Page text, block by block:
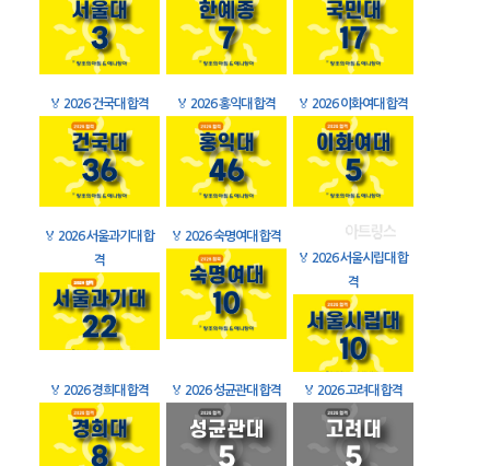
🏅 2026 건국대 합격 🏅 2026 홍익대 합격 🏅 2026 이화여대 합격
🏅 2026 서울과기대 합
격
🏅 2026 숙명여대 합격
🏅 2026 서울시립대 합
격
🏅 2026 경희대 합격 🏅 2026 성균관대 합격 🏅 2026 고려대 합격